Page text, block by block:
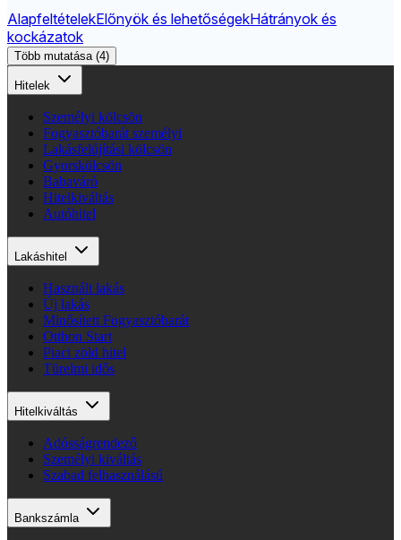
AlapfeltételekElőnyök és lehetőségekHátrányok és
kockázatok
Több mutatása (4)
Hitelek
Személyi kölcsön
Fogyasztóbarát személyi
Lakásfelújítási kölcsön
Gyorskölcsön
Babaváró
Hitelkiváltás
Autóhitel
Lakáshitel
Használt lakás
Új lakás
Minősített Fogyasztóbarát
Otthon Start
Piaci zöld hitel
Türelmi idős
Hitelkiváltás
Adósságrendező
Személyi kiváltás
Szabad felhasználású
Bankszámla